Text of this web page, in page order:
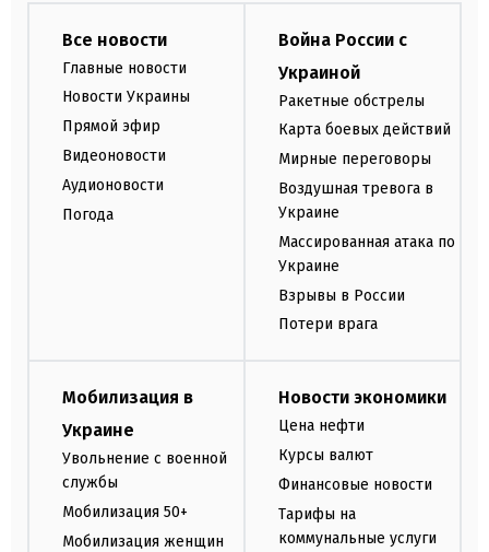
Все новости
Главные новости
Новости Украины
Прямой эфир
Видеоновости
Аудионовости
Погода
Война России с
Украиной
Ракетные обстрелы
Карта боевых действий
Мирные переговоры
Воздушная тревога в
Украине
Массированная атака по
Украине
Взрывы в России
Потери врага
Мобилизация в
Украине
Увольнение с военной
службы
Мобилизация 50+
Мобилизация женщин
Новости экономики
Цена нефти
Курсы валют
Финансовые новости
Тарифы на
коммунальные услуги